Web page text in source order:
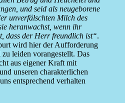
und seid als neugeborene
unverfälschten Milch des
heranwachst, wenn ihr
dass der Herr freundlich ist“.
wird hier der Aufforderung
leiden vorangestellt. Das
aus eigener Kraft mit
unseren charakterlichen
entsprechend verhalten